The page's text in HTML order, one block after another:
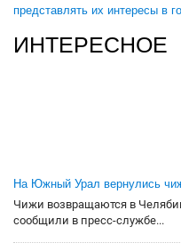
представлять их интересы в
ИНТЕРЕСНОЕ
На Южный Урал вернулись
Чижи возвращаются в
сообщили в пресс-службе...